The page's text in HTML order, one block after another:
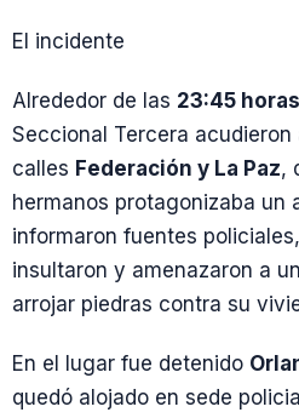
El incidente
Alrededor de las 23:45 horas
Seccional Tercera
calles Federación y La Paz,
hermanos protagonizaba un
informaron fuentes
insultaron y amenazaron a
arrojar piedras contra su
En el lugar fue detenido
quedó alojado en sede